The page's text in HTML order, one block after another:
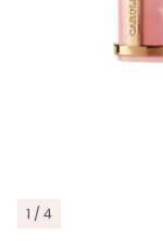
1 / 4